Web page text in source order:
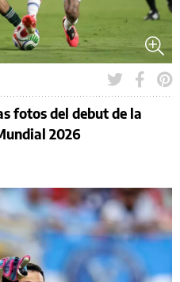
fotos del debut de la
2026